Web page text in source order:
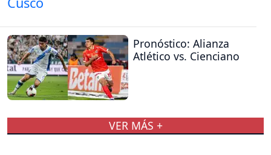
Pronóstico: Alianza
Atlético vs. Cienciano
VER MÁS +